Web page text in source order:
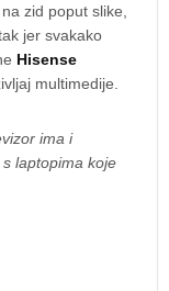
zid poput slike,
jer svakako
Hisense
multimedije.
ima i
laptopima koje